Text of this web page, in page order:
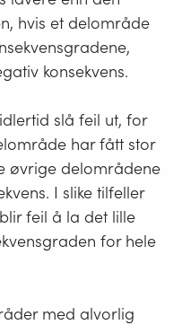
hvis et delområde
konsekvens.
slå feil ut, for
har fått stor
øvrige delområdene
I slike tilfeller
feil å la det lille
for hele
med alvorlig